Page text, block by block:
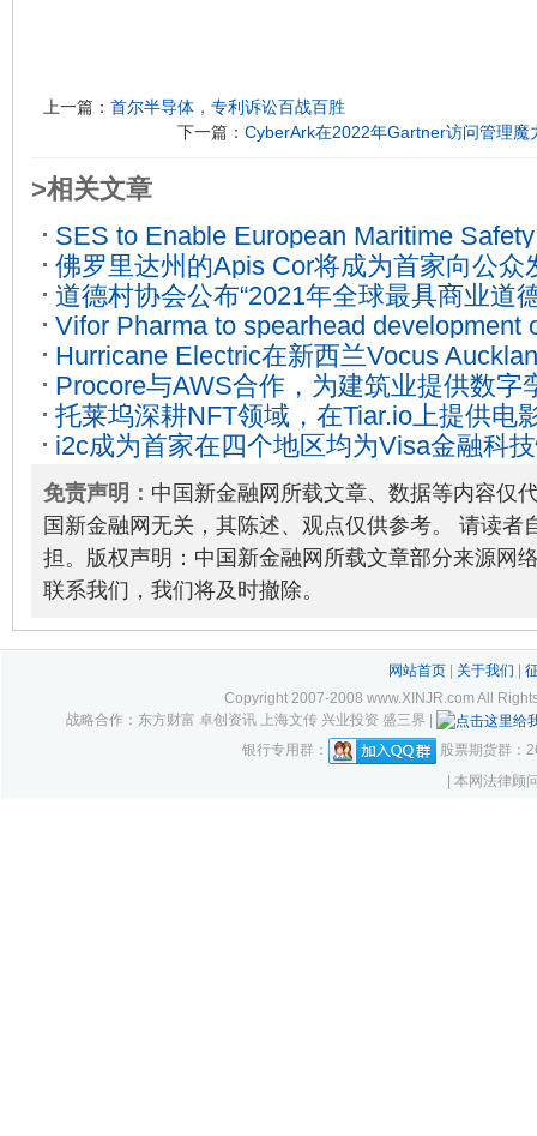
上一篇： 首尔半导体，专利诉讼百战百胜
下一篇： CyberArk在2022年Gartner访问管理魔
>相关文章
SES to Enable European Maritime
Operations via Satellite2022-04-01
佛罗里达州的Apis Cor将成为首家向公众
房屋科技公司2022-01-21
道德村协会公布“2021年全球最具商业道
Vifor Pharma to spearhead development
calcification field, through acquisition of
Hurricane Electric在新西兰Vocus
入点以增加额外的高速 IP 传输2021-08-
Procore与AWS合作，为建筑业提供数字
14
托莱坞深耕NFT领域，在Tiar.io上提供电
藏品2021-10-09
i2c成为首家在四个地区均为Visa金融科
的公司 2021-06-17
免责声明： 中国新金融网所载文章、数据等内容仅
国新金融网无关，其陈述、观点仅供参考。 请读者
担。版权声明：中国新金融网所载文章部分来源网
联系我们，我们将及时撤除。
网站首页| 关于我们
Copyright 2007-2008 www.XINJR.com All
战略合作：东方财富 卓创资讯 上海文传 兴业投资 盛三界 |
银行专用群：
股票期货群：
| 本网法律顾